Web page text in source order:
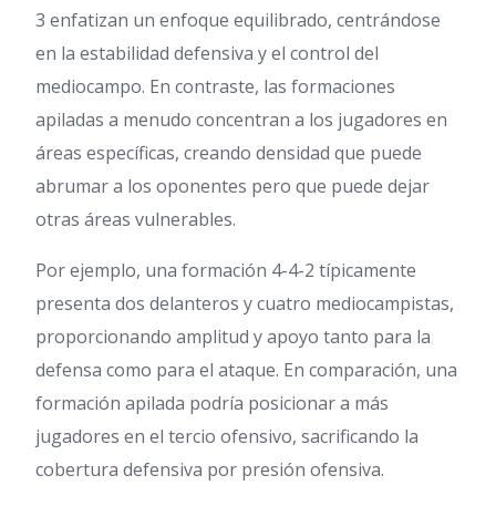
3 enfatizan un enfoque equilibrado, centrándose
en la estabilidad defensiva y el control del
mediocampo. En contraste, las formaciones
apiladas a menudo concentran a los jugadores en
áreas específicas, creando densidad que puede
abrumar a los oponentes pero que puede dejar
otras áreas vulnerables.
Por ejemplo, una formación 4-4-2 típicamente
presenta dos delanteros y cuatro mediocampistas,
proporcionando amplitud y apoyo tanto para la
defensa como para el ataque. En comparación, una
formación apilada podría posicionar a más
jugadores en el tercio ofensivo, sacrificando la
cobertura defensiva por presión ofensiva.